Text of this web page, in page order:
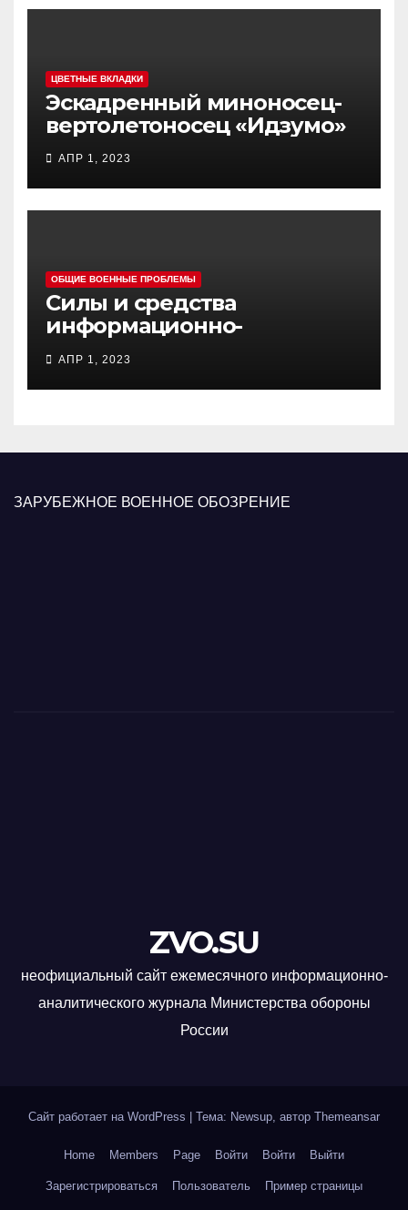
ЦВЕТНЫЕ ВКЛАДКИ
Эскадренный миноносец-
вертолетоносец «Идзумо»
АПР 1, 2023
ОБЩИЕ ВОЕННЫЕ ПРОБЛЕМЫ
Силы и средства
информационно-
психологических операций
вооруженных сил Украины
АПР 1, 2023
ЗАРУБЕЖНОЕ ВОЕННОЕ ОБОЗРЕНИЕ
ZVO.SU
неофициальный сайт ежемесячного информационно-
аналитического журнала Министерства обороны
России
Сайт работает на WordPress Тема: Newsup, автор Themeansar
Home Members Page Войти Войти Выйти
Зарегистрироваться Пользователь Пример страницы